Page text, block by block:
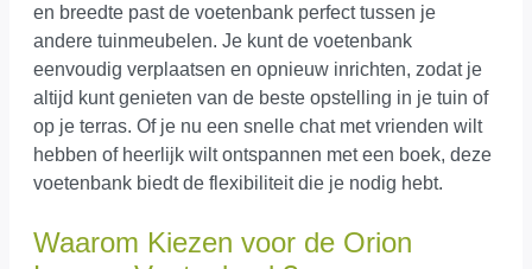
en breedte past de voetenbank perfect tussen je
andere tuinmeubelen. Je kunt de voetenbank
eenvoudig verplaatsen en opnieuw inrichten, zodat je
altijd kunt genieten van de beste opstelling in je tuin of
op je terras. Of je nu een snelle chat met vrienden wilt
hebben of heerlijk wilt ontspannen met een boek, deze
voetenbank biedt de flexibiliteit die je nodig hebt.
Waarom Kiezen voor de Orion